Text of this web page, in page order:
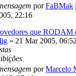
porFaBMak
22:16
que
» 21 Mar 2005, 06:52
porMarcelo